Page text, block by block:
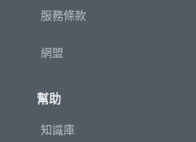
服務條款
網盟
幫助
知識庫